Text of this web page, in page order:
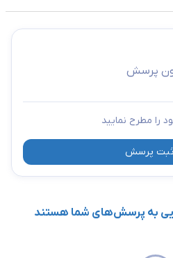
پرسش
را مطرح نمایید
ثبت پرسش
به پرسش‌های شما هستند